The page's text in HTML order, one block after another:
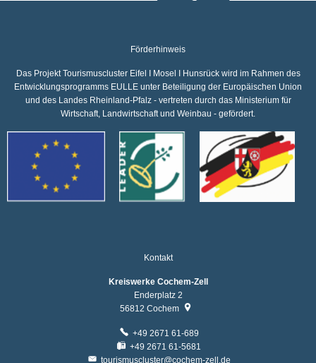
Förderhinweis
Das Projekt Tourismuscluster Eifel I Mosel I Hunsrück wird im Rahmen des
Entwicklungsprogramms EULLE unter Beteiligung der Europäischen Union
und des Landes Rheinland-Pfalz - vertreten durch das Ministerium für
Wirtschaft, Landwirtschaft und Weinbau - gefördert.
Kontakt
Kreiswerke Cochem-Zell
Enderplatz 2
56812 Cochem
+49 2671 61-689
+49 2671 61-5681
tourismuscluster@cochem-zell.de